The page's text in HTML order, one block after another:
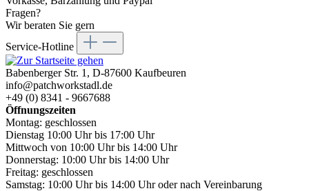
Fragen?
Wir beraten Sie gern
Service-Hotline
Babenberger Str. 1, D-87600 Kaufbeuren
info@patchworkstadl.de
+49 (0) 8341 - 9667688
Öffnungszeiten
Montag: geschlossen
Dienstag 10:00 Uhr bis 17:00 Uhr
Mittwoch von 10:00 Uhr bis 14:00 Uhr
Donnerstag: 10:00 Uhr bis 14:00 Uhr
Freitag: geschlossen
Samstag: 10:00 Uhr bis 14:00 Uhr oder nach Vereinbarung